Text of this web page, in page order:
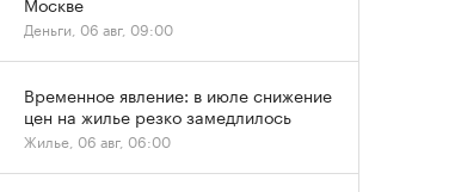
Деньги, 06 авг, 09:00
Временное явление: в июле снижение
цен на жилье резко замедлилось
Жилье, 06 авг, 06:00